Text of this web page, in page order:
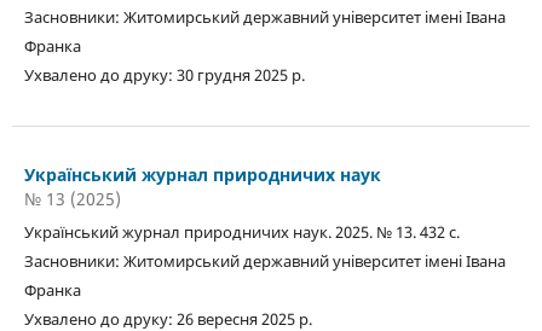
Засновники: Житомирський державний університет імені Івана
Франка
Ухвалено до друку: 30 грудня 2025 р.
Український журнал природничих наук
№ 13 (2025)
Український журнал природничих наук. 2025. № 13. 432 с.
Засновники: Житомирський державний університет імені Івана
Франка
Ухвалено до друку: 26 вересня 2025 р.